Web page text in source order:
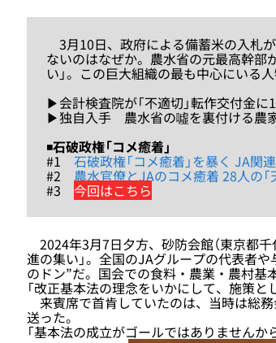
3月10日、政府による備蓄米の入札
ないのはなぜか。農水省の元最高幹部
い」。この巨大組織の最も中心にいる
▶︎会計検査院が「不適切」転作交付金に
▶︎独自入手 農水省の噓を裏付ける農家
◾️石破政権「コメ癒着」
#1 石破政権「コメ癒着」を暴く JA関
#2 農水官僚とJAのコメ癒着 28人の「
#3 今回はこちら
2024年3月7日夕方、砂防会館（東京都
進の集い」。全国のJAグループの代表者
のドン”だ。国会での食料・農業・農村基
「改正基本法の理念をいかにして、施策と
来賓席で首肯していたのは、当時は総務
送った。
「基本法の成立がゴールではありませんか